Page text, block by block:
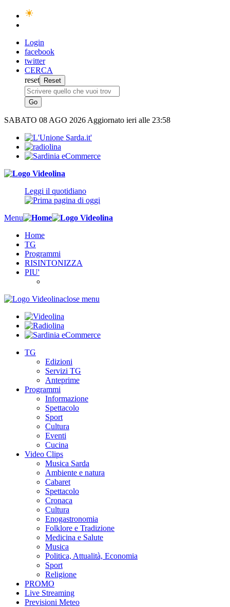
Login
facebook
twitter
CERCA
reset
SABATO 08 AGO 2026 Aggiornato ieri alle 23:58
Leggi il quotidiano
Menu
Home
TG
Programmi
RISINTONIZZA
PIU'
close menu
TG
Edizioni
Servizi TG
Anteprime
Programmi
Informazione
Spettacolo
Sport
Cultura
Eventi
Cucina
Video Clips
Musica Sarda
Ambiente e natura
Cabaret
Spettacolo
Cronaca
Cultura
Enogastronomia
Folklore e Tradizione
Medicina e Salute
Musica
Politica, Attualità, Economia
Sport
Religione
PROMO
Live Streaming
Previsioni Meteo